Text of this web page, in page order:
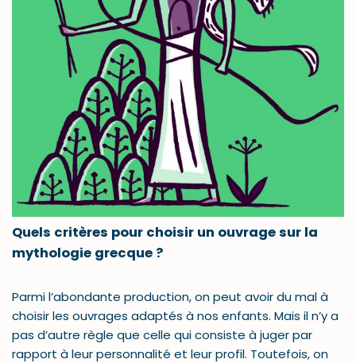
Quels critères pour choisir un ouvrage sur la
mythologie grecque ?
Parmi l’abondante production, on peut avoir du mal à
choisir les ouvrages adaptés à nos enfants. Mais il n’y a
pas d’autre règle que celle qui consiste à juger par
rapport à leur personnalité et leur profil. Toutefois, on